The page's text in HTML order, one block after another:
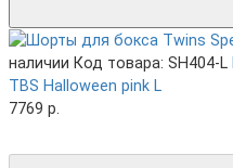
наличии Код товара: SH404-L
TBS Halloween pink L
7769 р.